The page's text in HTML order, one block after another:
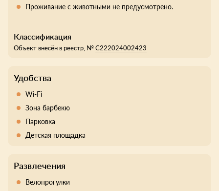
Проживание с животными не предусмотрено.
Классификация
Объект внесён в реестр, №С222024002423
Удобства
Wi-Fi
Зона барбекю
Парковка
Детская площадка
Развлечения
Велопрогулки